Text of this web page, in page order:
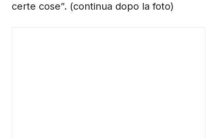
certe cose”. (continua dopo la foto)